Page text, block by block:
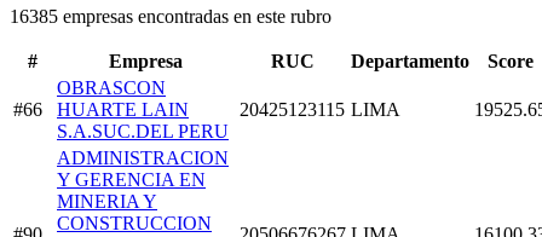
16385 empresas encontradas en este rubro
# Empresa RUC Departamento Score
#66
OBRASCON
HUARTE LAIN
S.A.SUC.DEL PERU
20425123115 LIMA
ADMINISTRACION
Y GERENCIA EN
MINERIA Y
CONSTRUCCION